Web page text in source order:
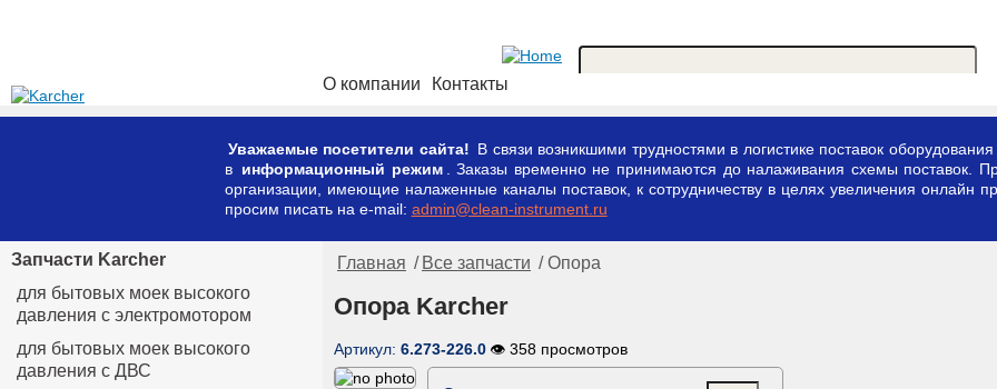
О компании Контакты
Уважаемые посетители сайта! В связи возникшими трудностями в логистике поставок
в информационный режим
. Заказы временно не принимаются до налаживания схемы поставок.
организации, имеющие налаженные каналы поставок, к сотрудничеству в целях увеличения онлайн
просим писать на e-mail: admin@clean-instrument.ru
Запчасти Karcher
для бытовых моек высокого
давления с электромотором
для бытовых моек высокого
давления с ДВС
Главная / Все запчасти / Опора
Опора Karcher
Артикул: 6.273-226.0 👁 358 просмотров